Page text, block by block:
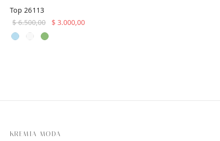
Top 26113
$6.500,00
El precio
$ 3.000,00
KREMIA MODA